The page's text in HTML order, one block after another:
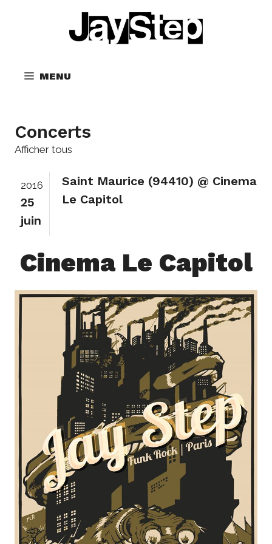
MENU
Concerts
Afficher tous
2016
25
juin
Saint Maurice (94410) @ Cinema
Le Capitol
Cinema Le Capitol